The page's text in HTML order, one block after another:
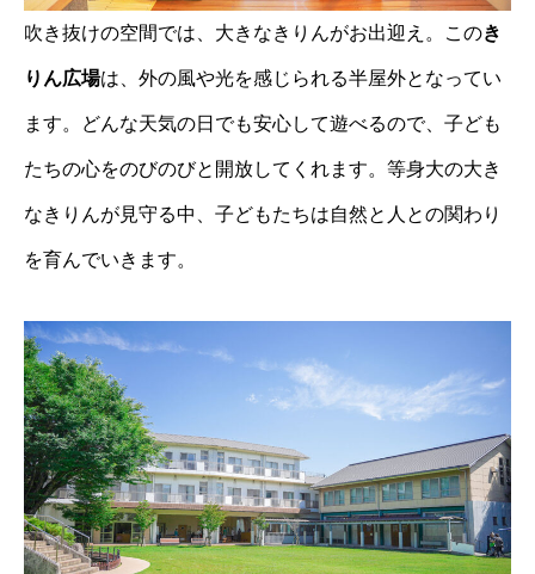
吹き抜けの空間では、大きなきりんがお出迎え。このき
りん広場は、外の風や光を感じられる半屋外となってい
ます。どんな天気の日でも安心して遊べるので、子ども
たちの心をのびのびと開放してくれます。等身大の大き
なきりんが見守る中、子どもたちは自然と人との関わり
を育んでいきます。